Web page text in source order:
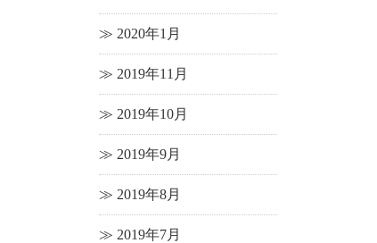
2020年1月
2019年11月
2019年10月
2019年9月
2019年8月
2019年7月